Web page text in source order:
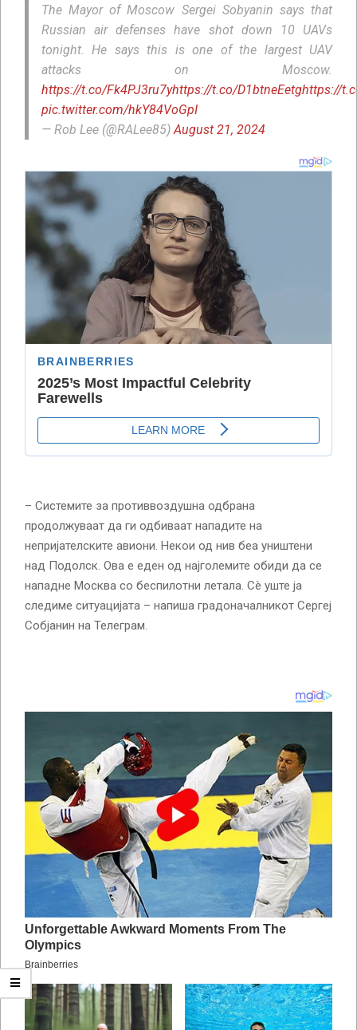
The Mayor of Moscow Sergei Sobyanin says that
Russian air defenses have shot down 10 UAVs
tonight. He says this is one of the largest UAV
attacks on Moscow.
https://t.co/Fk4PJ3ru7yhttps://t.co/D1btneEetghttps://
pic.twitter.com/hkY84VoGpI
— Rob Lee (@RALee85)August 21, 2024
– Системите за противвоздушна одбрана
продолжуваат да ги одбиваат нападите на
непријателските авиони. Некои од нив беа уништени
над Подолск. Ова е еден од најголемите обиди да се
нападне Москва со беспилотни летала. Сè уште ја
следиме ситуацијата – напиша градоначалникот Сергеј
Собјанин на Телеграм.